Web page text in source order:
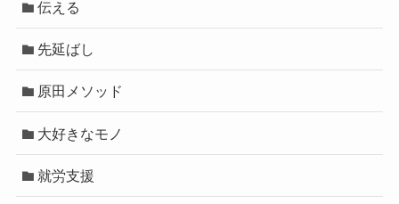
伝える
先延ばし
原田メソッド
大好きなモノ
就労支援